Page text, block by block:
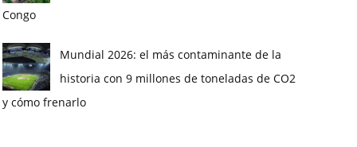
Congo
Mundial 2026: el más contaminante de la
historia con 9 millones de toneladas de CO2
y cómo frenarlo